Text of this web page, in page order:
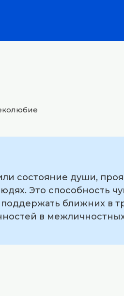
состояние души,
Это способность
поддержать ближних в
в